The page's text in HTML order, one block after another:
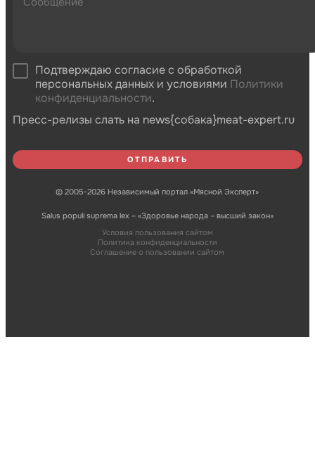
Подтверждаю согласие с обработкой
персональных данных и условиями Политики
конфиденциальности.
Пресс-релизы слать на news{собака}meat-expert.ru
© 2005-2026 Независимый портал «Мясной Эксперт»
Salus populi suprema lex – «Здоровье народа – высший закон»
Условия пользования сайтом
Политика конфиденциальности
Соглашение о пользовании сайтом